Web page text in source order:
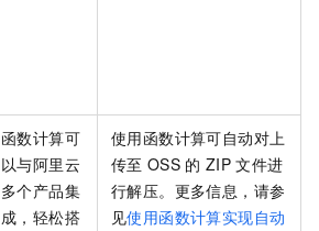
函数计算可
以与阿里云
多个产品集
成，轻松搭
使用函数计算可自动对上
传至 OSS 的 ZIP 文件进
行解压。更多信息，请参
见使用函数计算实现自动